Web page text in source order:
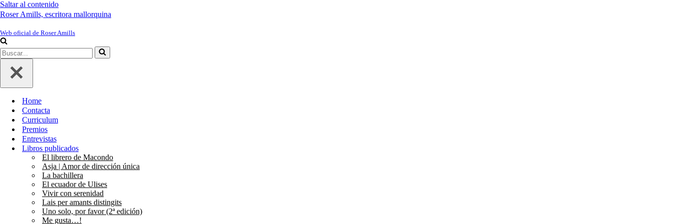
Saltar al contenido
Roser Amills, escritora mallorquina
Web oficial de Roser Amills
Buscar...
Home
Contacta
Curriculum
Premios
Entrevistas
Libros publicados
El librero de Macondo
Asja | Amor de dirección única
La bachillera
El ecuador de Ulises
Vivir con serenidad
Lais per amants distingits
Uno solo, por favor (2ª edición)
Me gusta…!